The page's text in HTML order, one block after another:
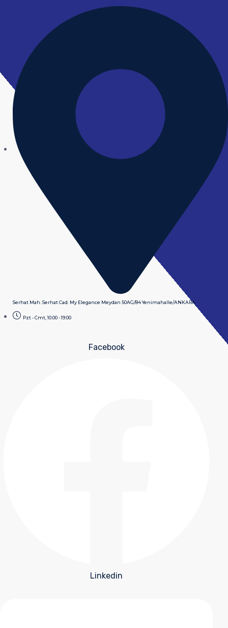
Serhat Mah. Serhat Cad. My Elegance Meydan 50AG/84 Yenimahalle/ANKARA
Pzt - Cmt, 10:00 - 19:00
Facebook
Linkedin